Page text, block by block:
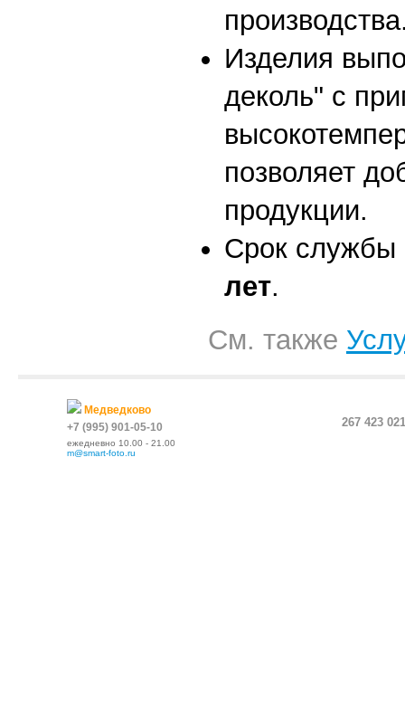
Изделия
деколь" с
позволяет
продукции.
Срок службы
лет.
См. также
Медведково
+7 (995) 901-05-10
ежедневно 10.00 - 21.00
m@smart-foto.ru
267 423 021